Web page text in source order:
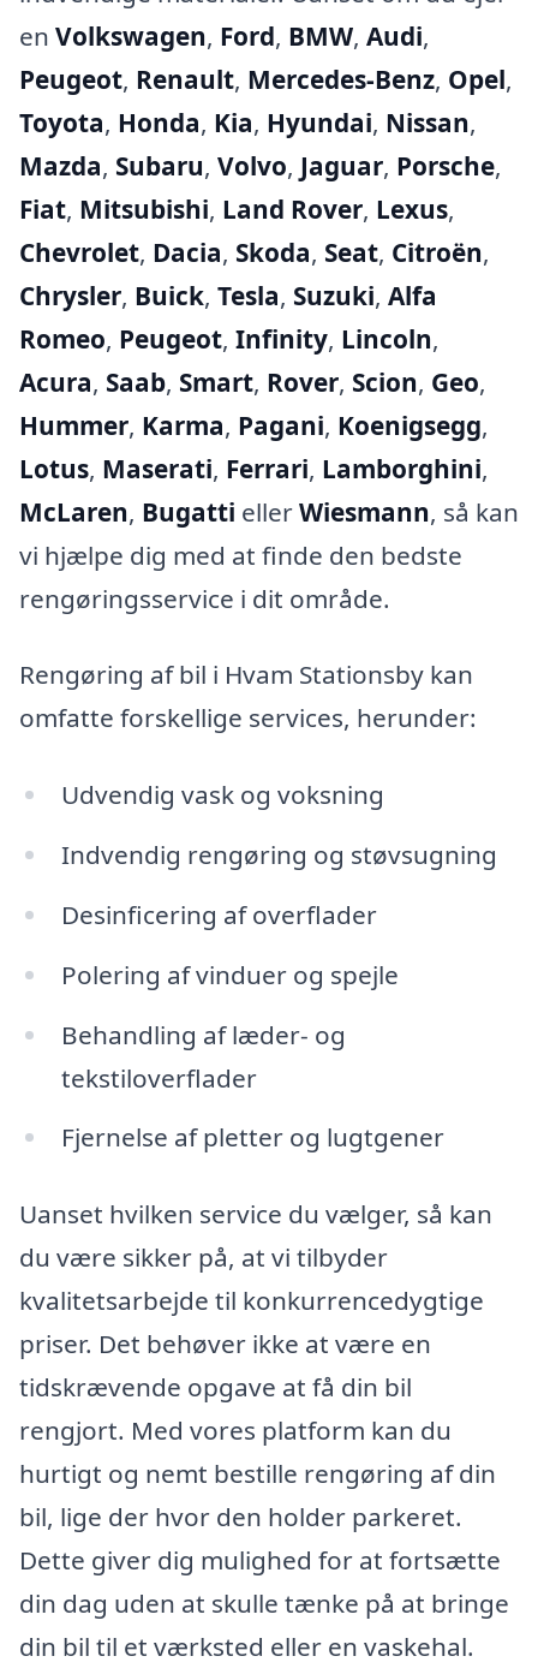
en Volkswagen, Ford, BMW, Audi,
Peugeot, Renault, Mercedes-Benz, Opel,
Toyota, Honda, Kia, Hyundai, Nissan,
Mazda, Subaru, Volvo, Jaguar, Porsche,
Fiat, Mitsubishi, Land Rover, Lexus,
Chevrolet, Dacia, Skoda, Seat, Citroën,
Chrysler, Buick, Tesla, Suzuki, Alfa
Romeo, Peugeot, Infinity, Lincoln,
Acura, Saab, Smart, Rover, Scion, Geo,
Hummer, Karma, Pagani, Koenigsegg,
Lotus, Maserati, Ferrari, Lamborghini,
McLaren, Bugatti ellerWiesmann, så kan
vi hjælpe dig med at finde den bedste
rengøringsservice i dit område.
Rengøring af bil i Hvam Stationsby kan
omfatte forskellige services, herunder:
Udvendig vask og voksning
Indvendig rengøring og støvsugning
Desinficering af overflader
Polering af vinduer og spejle
Behandling af læder- og
tekstiloverflader
Fjernelse af pletter og lugtgener
Uanset hvilken service du vælger, så kan
du være sikker på, at vi tilbyder
kvalitetsarbejde til konkurrencedygtige
priser. Det behøver ikke at være en
tidskrævende opgave at få din bil
rengjort. Med vores platform kan du
hurtigt og nemt bestille rengøring af din
bil, lige der hvor den holder parkeret.
Dette giver dig mulighed for at fortsætte
din dag uden at skulle tænke på at bringe
din bil til et værksted eller en vaskehal.